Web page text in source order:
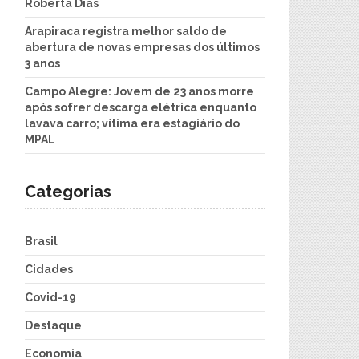
Roberta Dias
Arapiraca registra melhor saldo de
abertura de novas empresas dos últimos
3 anos
Campo Alegre: Jovem de 23 anos morre
após sofrer descarga elétrica enquanto
lavava carro; vítima era estagiário do
MPAL
Categorias
Brasil
Cidades
Covid-19
Destaque
Economia